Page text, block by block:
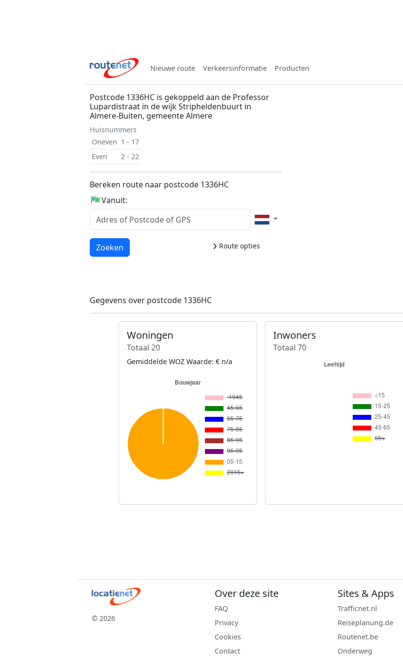
Nieuwe route Verkeersinformatie Producten
Postcode 1336HC is gekoppeld aan de Professor
Lupardistraat in de wijk Stripheldenbuurt in
Almere-Buiten, gemeente Almere
Huisnummers
Oneven 1 - 17
Even
2 - 22
Bereken route naar postcode 1336HC
Vanuit:
Route opties
Laden...
Zoeken
Gegevens over postcode 1336HC
Woningen
Totaal 20
Gemiddelde WOZ Waarde: € n/a
Inwoners
Totaal 70
© 2026
Over deze site
FAQ
Privacy
Cookies
Contact
Sites & Apps
Trafficnet.nl
Reiseplanung.de
Routenet.be
Onderweg